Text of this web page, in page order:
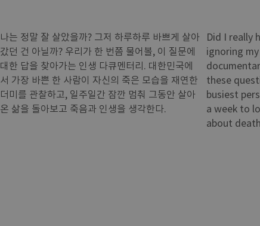
나는 정말 잘 살았을까? 그저 하루하루 바쁘게 살아
갔던 건 아닐까? 우리가 한 번쯤 물어볼, 이 질문에
대한 답을 찾아가는 인생 다큐멘터리. 대한민국에
서 가장 바쁜 한 사람이 자신의 죽은 모습을 재연한
더미를 관찰하고, 일주일간 잠깐 멈춰 그동안 살아
온 삶을 돌아보고 죽음과 인생을 생각한다.
Did I really
ignoring
these
busiest
a week to
about